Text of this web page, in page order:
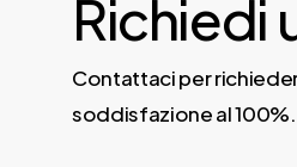
Richiedi
Contattaci per
soddisfazione al